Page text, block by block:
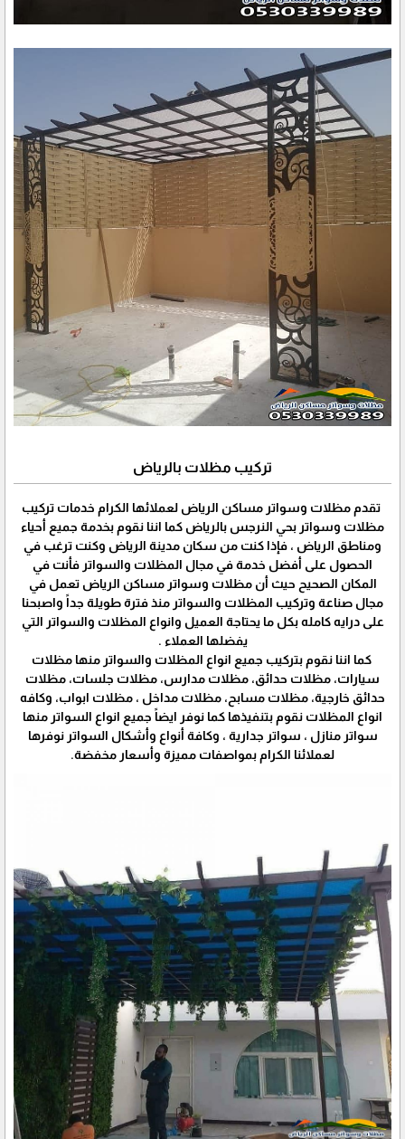
تركيب مظلات بالرياض
تقدم مظلات وسواتر مساكن الرياض لعملائها الكرام خدمات تركيب
مظلات وسواتر بحي النرجس بالرياض كما اننا نقوم بخدمة جميع أحياء
ومناطق الرياض ، فإذا كنت من سكان مدينة الرياض وكنت ترغب في
الحصول على أفضل خدمة في مجال المظلات والسواتر فأنت في
المكان الصحيح حيث أن مظلات وسواتر مساكن الرياض تعمل في
مجال صناعة وتركيب المظلات والسواتر منذ فترة طويلة جداً واصبحنا
على درايه كامله بكل ما يحتاجة العميل وانواع المظلات والسواتر التي
يفضلها العملاء .
كما اننا نقوم بتركيب جميع انواع المظلات والسواتر منها مظلات
سيارات، مظلات حدائق، مظلات مدارس، مظلات جلسات، مظلات
حدائق خارجية، مظلات مسابح، مظلات مداخل ، مظلات ابواب، وكافه
انواع المظلات نقوم بتنفيذها كما نوفر ايضاً جميع انواع السواتر منها
سواتر منازل ، سواتر جدارية ، وكافة أنواع وأشكال السواتر نوفرها
لعملائنا الكرام بمواصفات مميزة وأسعار مخفضة.